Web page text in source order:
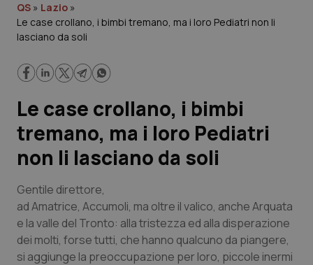
Governo e Parlamento
Regioni e Asl
Lavoro e Professioni
Scienza e Farmaci
Studi e Analisi
Lettere al direttore
Edizioni Regionali
QS » Lazio »
Le case crollano, i bimbi tremano, ma i loro Pediatri non li
lasciano da soli
Le case crollano, i bimbi
tremano, ma i loro Pediatri
non li lasciano da soli
Gentile direttore,
ad Amatrice, Accumoli, ma oltre il valico, anche Arquata
e la valle del Tronto: alla tristezza ed alla disperazione
dei molti, forse tutti, che hanno qualcuno da piangere,
si aggiunge la preoccupazione per loro, piccole inermi